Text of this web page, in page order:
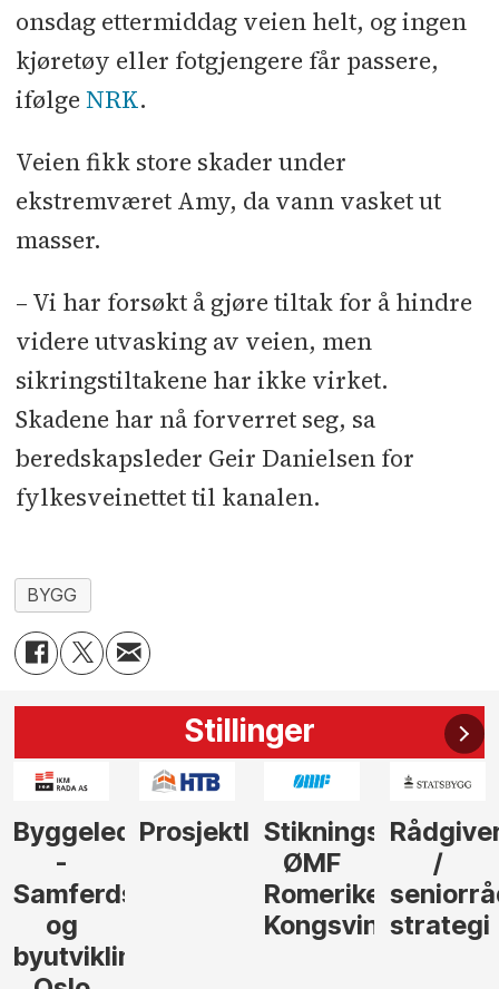
onsdag ettermiddag veien helt, og ingen
kjøretøy eller fotgjengere får passere,
ifølge NRK.
Veien fikk store skader under
ekstremværet Amy, da vann vasket ut
masser.
– Vi har forsøkt å gjøre tiltak for å hindre
videre utvasking av veien, men
sikringstiltakene har ikke virket.
Skadene har nå forverret seg, sa
beredskapsleder Geir Danielsen for
fylkesveinettet til kanalen.
BYGG
Stillinger
ProsjektlederStikningsingeniør
Kongsvinger
Rådgiver
/
seniorrådgiver
strategi
til
i Gulen